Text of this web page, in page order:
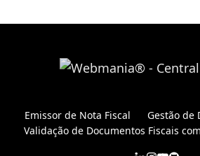
Emissor de Nota Fiscal
Gestão de
Validação de Documentos Fiscais